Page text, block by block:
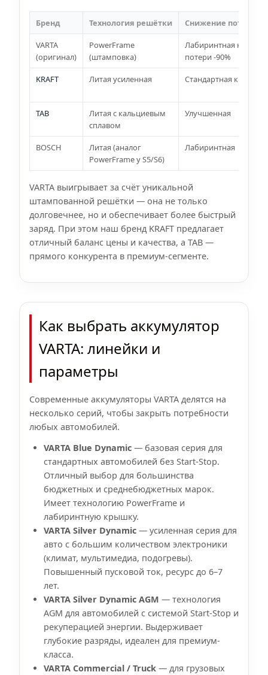
Бренд Технология решётки Снижение потери
VARTA
(оригинал)
PowerFrame
(штамповка)
Лабиринтная крышка,
потери -90%
KRAFT Литая усиленная Стандартная крышка
TAB
Литая с кальциевым
сплавом
Улучшенная
BOSCH
Литая (аналог
PowerFrame у S5/S6)
Лабиринтная
VARTA выигрывает за счёт уникальной
штампованной решётки — она не только
долговечнее, но и обеспечивает более быстрый
заряд. При этом наш бренд KRAFT предлагает
отличный баланс цены и качества, а TAB —
прямого конкурента в премиум-сегменте.
Как выбрать аккумулятор
VARTA: линейки и
параметры
Современные аккумуляторы VARTA делятся на
несколько серий, чтобы закрыть потребности
любых автомобилей.
VARTA Blue Dynamic — базовая серия для
стандартных автомобилей без Start-Stop.
Отличный выбор для большинства
бюджетных и среднебюджетных марок.
Имеет технологию PowerFrame и
лабиринтную крышку.
VARTA Silver Dynamic — усиленная серия для
авто с большим количеством электроники
(климат, мультимедиа, подогревы).
Повышенный пусковой ток, ресурс до 6–7
лет.
VARTA Silver Dynamic AGM — технология
AGM для автомобилей с системой Start-Stop и
рекуперацией энергии. Выдерживает
глубокие разряды, идеален для премиум-
класса.
VARTA Commercial / Truck — для грузовых